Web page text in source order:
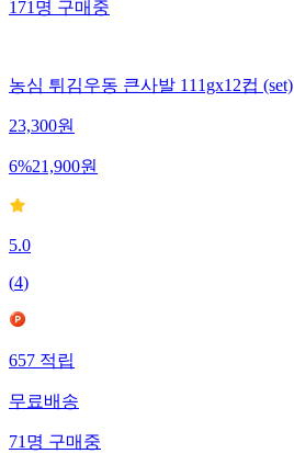
171명구매중
농심 튀김우동 큰사발 111gx12컵 (set)
23,300원
6%21,900원
5.0
(4)
657적립
무료배송
71명구매중